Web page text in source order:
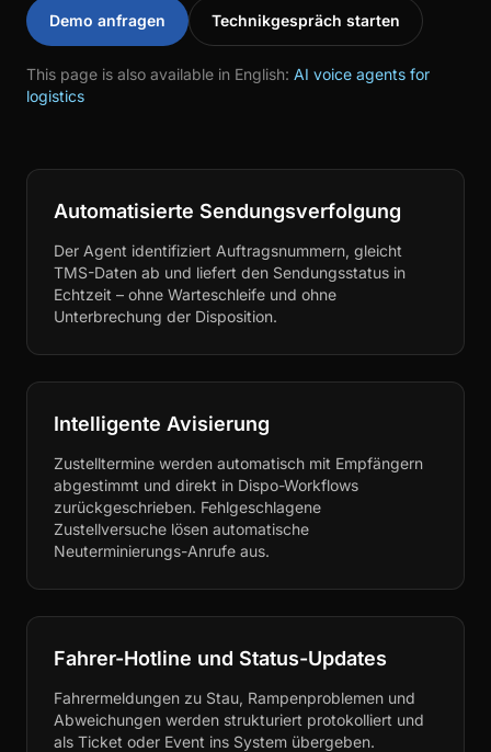
Demo anfragen Technikgespräch starten
This page is also available in English: AI voice agents for
logistics
Automatisierte Sendungsverfolgung
Der Agent identifiziert Auftragsnummern, gleicht
TMS-Daten ab und liefert den Sendungsstatus in
Echtzeit – ohne Warteschleife und ohne
Unterbrechung der Disposition.
Intelligente Avisierung
Zustelltermine werden automatisch mit Empfängern
abgestimmt und direkt in Dispo-Workflows
zurückgeschrieben. Fehlgeschlagene
Zustellversuche lösen automatische
Neuterminierungs-Anrufe aus.
Fahrer-Hotline und Status-Updates
Fahrermeldungen zu Stau, Rampenproblemen und
Abweichungen werden strukturiert protokolliert und
als Ticket oder Event ins System übergeben.